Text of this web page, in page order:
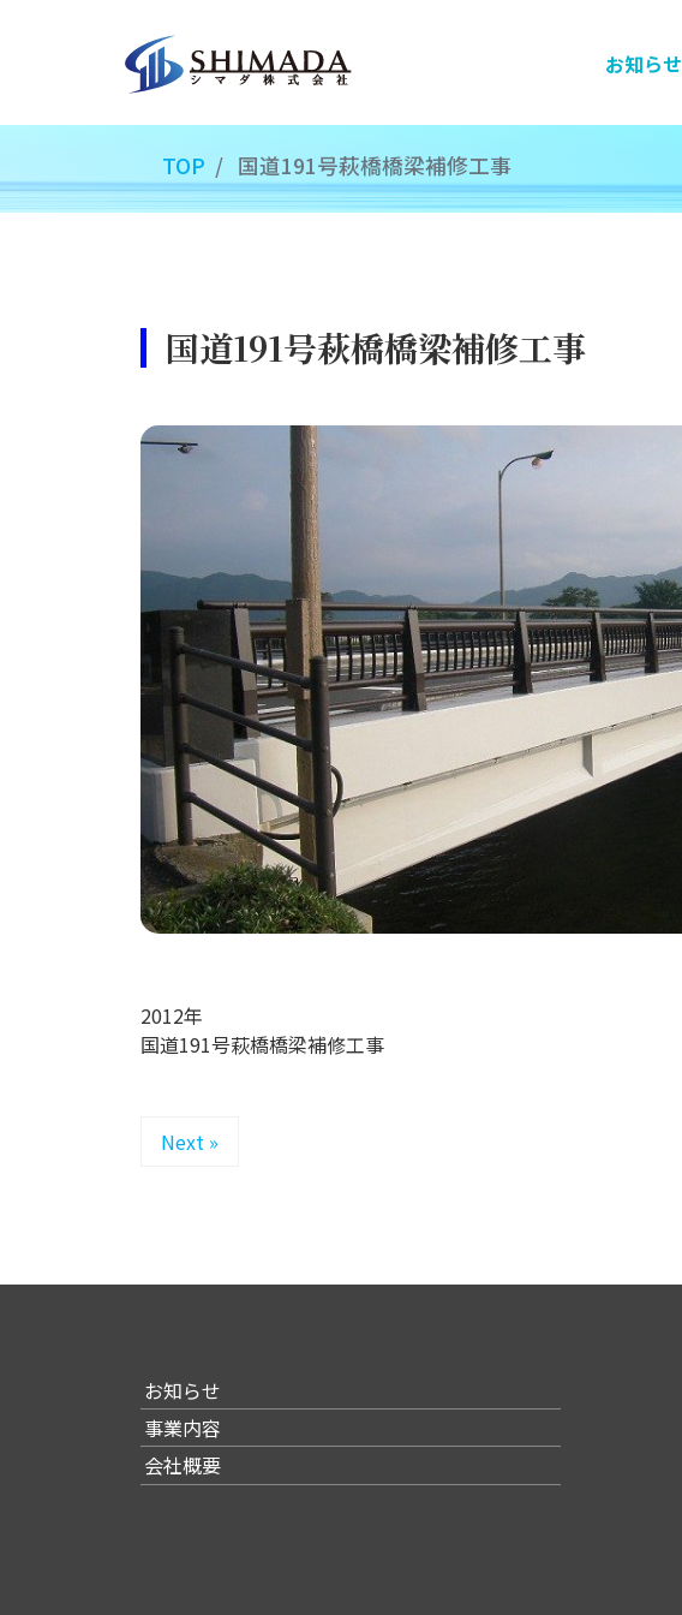
お知らせ
TOP 国道191号萩橋橋梁補修工事
国道191号萩橋橋梁補修工事
2012年
国道191号萩橋橋梁補修工事
Next »
お知らせ
事業内容
会社概要